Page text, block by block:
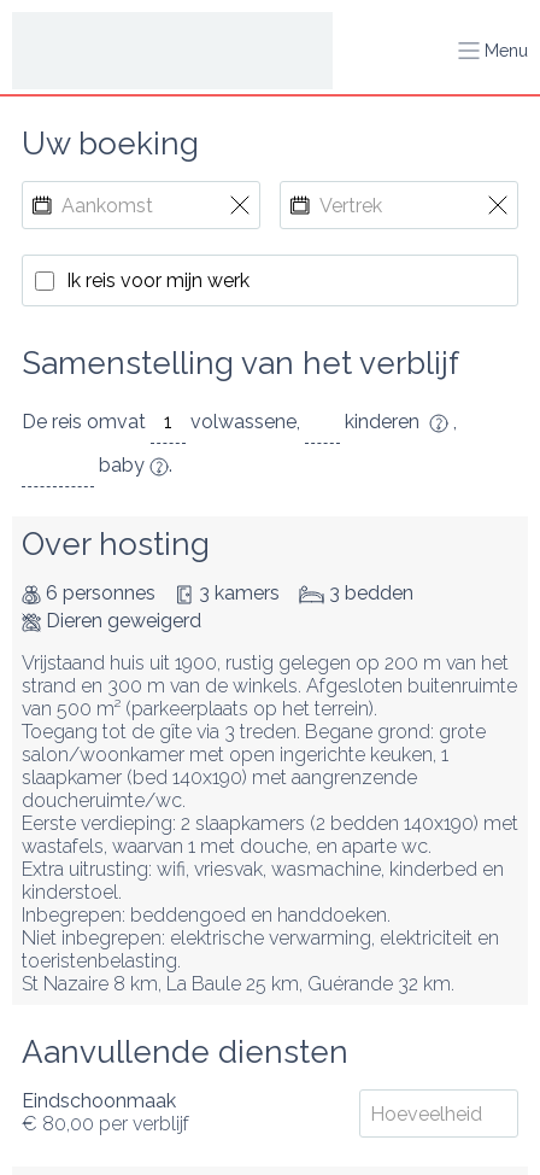
Menu
Uw boeking
Ik reis voor mijn werk
Samenstelling van het verblijf
De reis omvat volwassene, kinderen
,
baby
.
Over hosting
6 personnes 3 kamers
3 bedden
Dieren geweigerd
Vrijstaand huis uit 1900, rustig gelegen op 200 m van het
strand en 300 m van de winkels. Afgesloten buitenruimte
van 500 m² (parkeerplaats op het terrein).
Toegang tot de gîte via 3 treden. Begane grond: grote
salon/woonkamer met open ingerichte keuken, 1
slaapkamer (bed 140x190) met aangrenzende
doucheruimte/wc.
Eerste verdieping: 2 slaapkamers (2 bedden 140x190) met
wastafels, waarvan 1 met douche, en aparte wc.
Extra uitrusting: wifi, vriesvak, wasmachine, kinderbed en
kinderstoel.
Inbegrepen: beddengoed en handdoeken.
Niet inbegrepen: elektrische verwarming, elektriciteit en
toeristenbelasting.
St Nazaire 8 km, La Baule 25 km, Guérande 32 km.
Aanvullende diensten
Eindschoonmaak
€ 80,00 per verblijf